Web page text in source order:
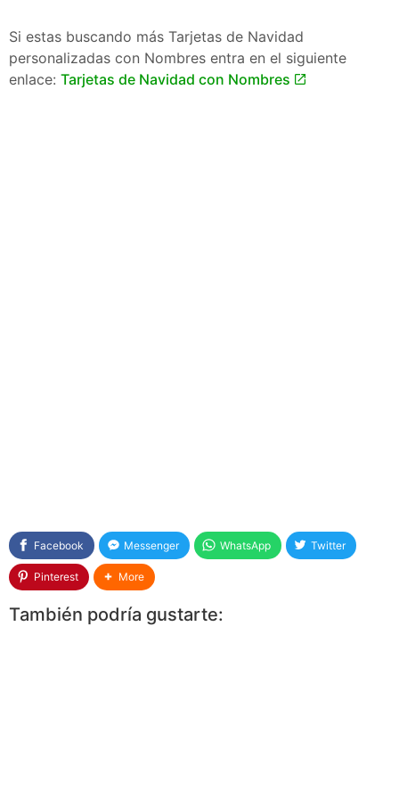
Si estas buscando más Tarjetas de Navidad
personalizadas con Nombres entra en el siguiente
enlace: Tarjetas de Navidad con Nombres
Facebook Messenger WhatsApp Twitter
Pinterest More
También podría gustarte: